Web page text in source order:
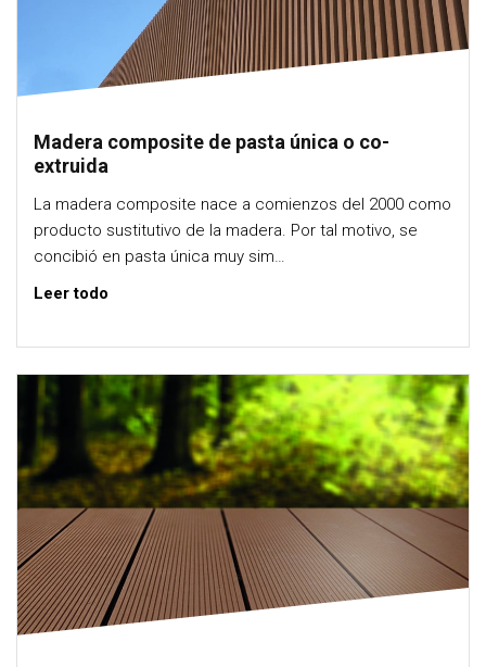
Madera composite de pasta única o co-
extruida
La madera composite nace a comienzos del 2000 como
producto sustitutivo de la madera. Por tal motivo, se
concibió en pasta única muy sim…
Leer todo